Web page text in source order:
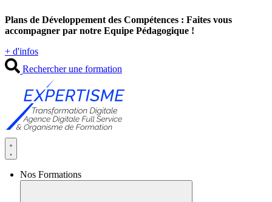
au
contenu
Plans de Développement des Compétences : Faites vous
accompagner par notre Equipe Pédagogique !
+ d'infos
Rechercher une formation
Nos Formations